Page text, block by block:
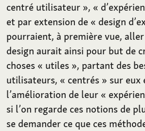
centré utilisateur », «
et par extension de « design
pourraient, à première vue,
design aurait ainsi pour but de
choses « utiles », partant des
utilisateurs, « centrés » sur eux
l’amélioration de leur «
si l’on regarde ces notions de
se demander ce que ces